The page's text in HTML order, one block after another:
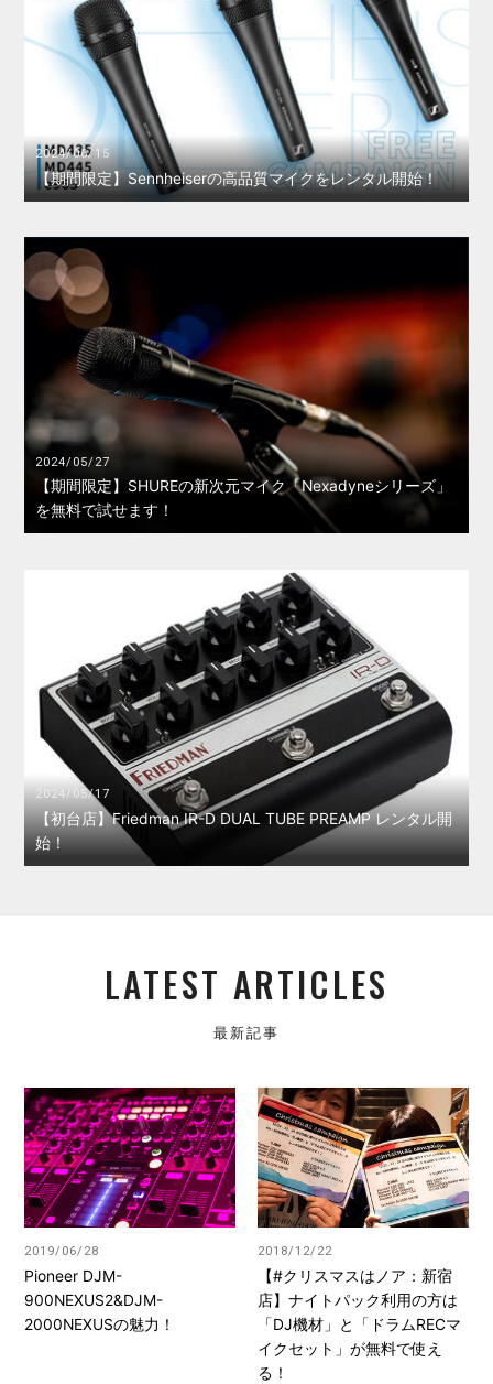
2024/06/15
【期間限定】Sennheiserの高品質マイクをレンタル開始！
2024/05/27
【期間限定】SHUREの新次元マイク「Nexadyneシリーズ」
を無料で試せます！
2024/05/17
【初台店】Friedman IR-D DUAL TUBE PREAMP レンタル開
始！
LATEST ARTICLES
最新記事
2019/06/28
Pioneer DJM-
900NEXUS2&DJM-
2000NEXUSの魅力！
2018/12/22
【#クリスマスはノア：新宿
店】ナイトパック利用の方は
「DJ機材」と「ドラムRECマ
イクセット」が無料で使え
る！